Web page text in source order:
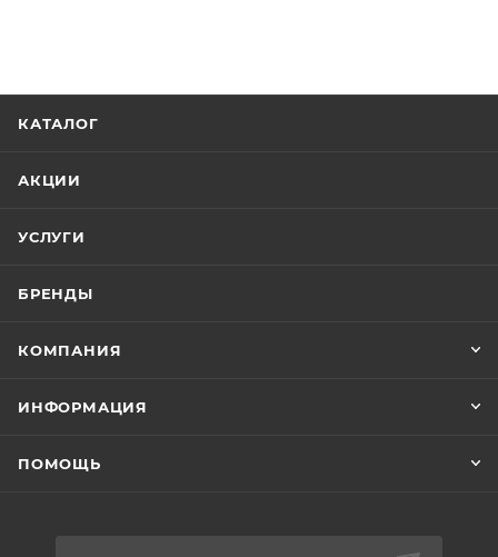
КАТАЛОГ
АКЦИИ
УСЛУГИ
БРЕНДЫ
КОМПАНИЯ
ИНФОРМАЦИЯ
ПОМОЩЬ